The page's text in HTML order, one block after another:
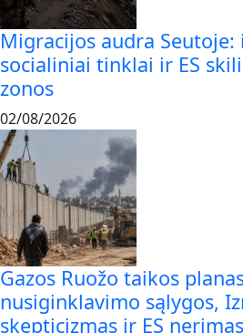
Migracijos audra
socialiniai tinklai ir ES
zonos
02/08/2026
Gazos Ruožo taikos
nusiginklavimo sąlygos,
skepticizmas ir ES